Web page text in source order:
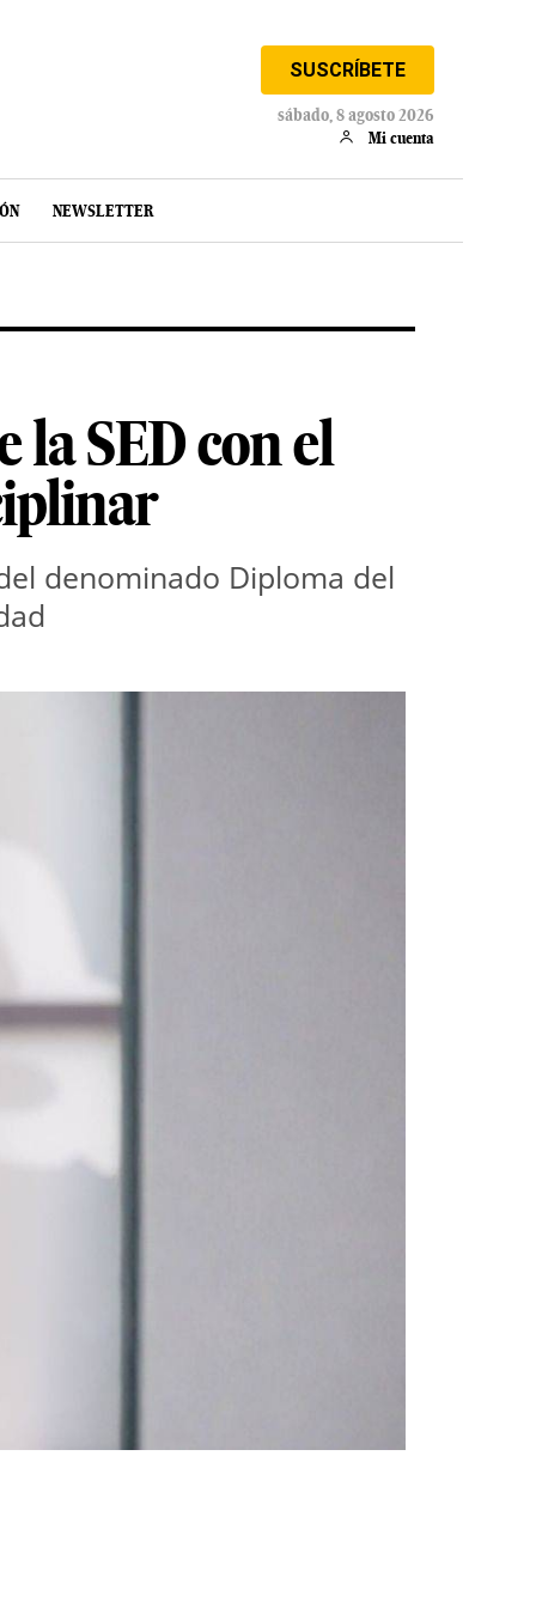
SUSCRÍBETE
sábado, 8 agosto 2026
Mi cuenta
NEWSLETTER
SED con el
denominado Diploma del